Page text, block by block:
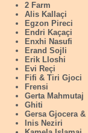
2 Farm
Alis Kallaçi
Egzon Pireci
Endri Kaçaçi
Enxhi Nasufi
Erand Sojli
Erik Lloshi
Evi Reçi
Fifi & Tiri Gjoci
Frensi
Gerta Mahmutaj
Ghiti
Gersa Gjocera
Inis Neziri